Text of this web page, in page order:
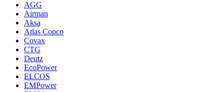
AGG
Airman
Aksa
Atlas Copco
Covax
CTG
Deutz
EcoPower
ELCOS
EMPower